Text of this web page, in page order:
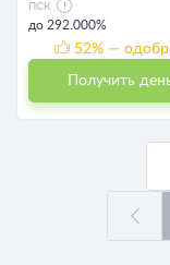
ПСК
до 292.000%
52% —
Получить